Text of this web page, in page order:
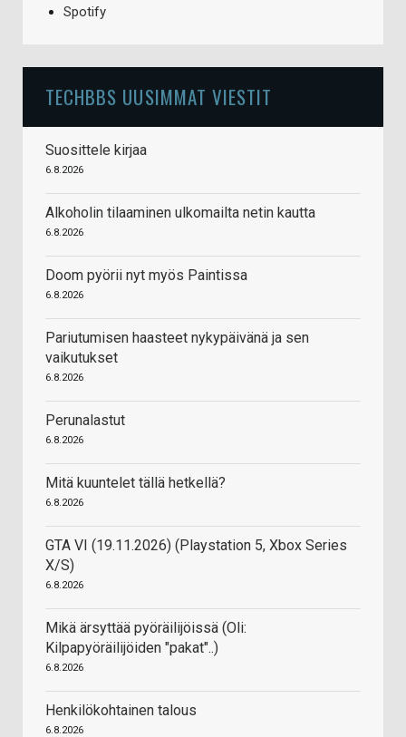
Spotify
TECHBBS UUSIMMAT VIESTIT
Suosittele kirjaa
6.8.2026
Alkoholin tilaaminen ulkomailta netin kautta
6.8.2026
Doom pyörii nyt myös Paintissa
6.8.2026
Pariutumisen haasteet nykypäivänä ja sen
vaikutukset
6.8.2026
Perunalastut
6.8.2026
Mitä kuuntelet tällä hetkellä?
6.8.2026
GTA VI (19.11.2026) (Playstation 5, Xbox Series
X/S)
6.8.2026
Mikä ärsyttää pyöräilijöissä (Oli:
Kilpapyöräilijöiden "pakat"..)
6.8.2026
Henkilökohtainen talous
6.8.2026